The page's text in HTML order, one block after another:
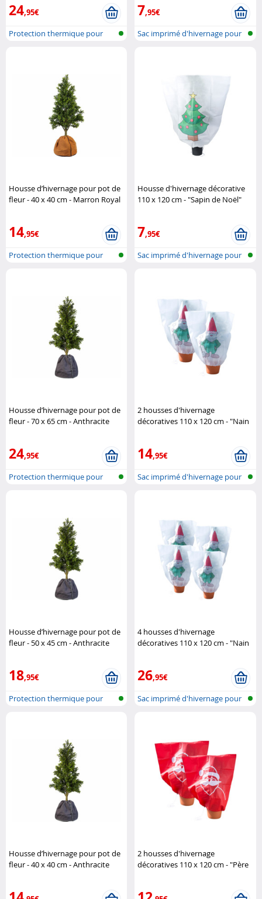
24,95€
Protection thermique pour
7,95€
Sac imprimé d'hivernage pour
Housse d’hivernage pour pot de
fleur - 40 x 40 cm - Marron Royal
14,95€
Protection thermique pour
Housse d'hivernage décorative
110 x 120 cm - "Sapin de Noël"
7,95€
Sac imprimé d'hivernage pour
Housse d’hivernage pour pot de
fleur - 70 x 65 cm - Anthracite
24,95€
Protection thermique pour
2 housses d'hivernage
décoratives 110 x 120 cm - "Nain
14,95€
Sac imprimé d'hivernage pour
Housse d’hivernage pour pot de
fleur - 50 x 45 cm - Anthracite
18,95€
Protection thermique pour
4 housses d'hivernage
décoratives 110 x 120 cm - "Nain
26,95€
Sac imprimé d'hivernage pour
Housse d’hivernage pour pot de
fleur - 40 x 40 cm - Anthracite
2 housses d'hivernage
décoratives 110 x 120 cm - "Père